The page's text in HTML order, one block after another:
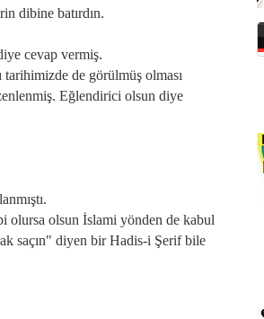
dibine batırdın.
cevap vermiş.
de görülmüş olması
Eğlendirici olsun diye
olursa olsun İslami yönden de kabul
saçın" diyen bir Hadis-i Şerif bile